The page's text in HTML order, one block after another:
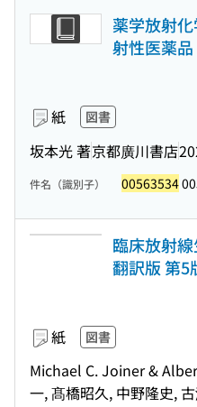
薬学放射
射性医薬
紙 図書
坂本光 著京都廣川書店
件名（識別子） 00563534
臨床放射
翻訳版 第5
紙 図書
Michael C. Joiner &
一, 髙橋昭久, 中野隆史,